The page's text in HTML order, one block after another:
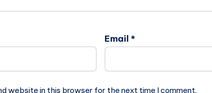
Email *
website in this browser for the next time I comment.